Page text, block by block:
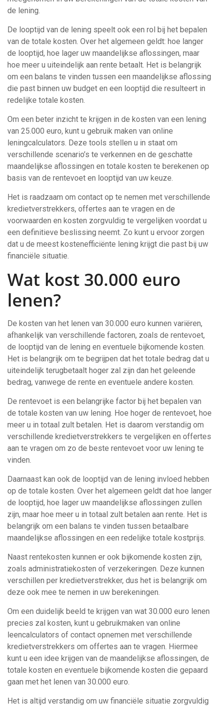
de lening.
De looptijd van de lening speelt ook een rol bij het bepalen
van de totale kosten. Over het algemeen geldt: hoe langer
de looptijd, hoe lager uw maandelijkse aflossingen, maar
hoe meer u uiteindelijk aan rente betaalt. Het is belangrijk
om een balans te vinden tussen een maandelijkse aflossing
die past binnen uw budget en een looptijd die resulteert in
redelijke totale kosten.
Om een beter inzicht te krijgen in de kosten van een lening
van 25.000 euro, kunt u gebruik maken van online
leningcalculators. Deze tools stellen u in staat om
verschillende scenario’s te verkennen en de geschatte
maandelijkse aflossingen en totale kosten te berekenen op
basis van de rentevoet en looptijd van uw keuze.
Het is raadzaam om contact op te nemen met verschillende
kredietverstrekkers, offertes aan te vragen en de
voorwaarden en kosten zorgvuldig te vergelijken voordat u
een definitieve beslissing neemt. Zo kunt u ervoor zorgen
dat u de meest kostenefficiënte lening krijgt die past bij uw
financiële situatie.
Wat kost 30.000 euro
lenen?
De kosten van het lenen van 30.000 euro kunnen variëren,
afhankelijk van verschillende factoren, zoals de rentevoet,
de looptijd van de lening en eventuele bijkomende kosten.
Het is belangrijk om te begrijpen dat het totale bedrag dat u
uiteindelijk terugbetaalt hoger zal zijn dan het geleende
bedrag, vanwege de rente en eventuele andere kosten.
De rentevoet is een belangrijke factor bij het bepalen van
de totale kosten van uw lening. Hoe hoger de rentevoet, hoe
meer u in totaal zult betalen. Het is daarom verstandig om
verschillende kredietverstrekkers te vergelijken en offertes
aan te vragen om zo de beste rentevoet voor uw lening te
vinden.
Daarnaast kan ook de looptijd van de lening invloed hebben
op de totale kosten. Over het algemeen geldt dat hoe langer
de looptijd, hoe lager uw maandelijkse aflossingen zullen
zijn, maar hoe meer u in totaal zult betalen aan rente. Het is
belangrijk om een balans te vinden tussen betaalbare
maandelijkse aflossingen en een redelijke totale kostprijs.
Naast rentekosten kunnen er ook bijkomende kosten zijn,
zoals administratiekosten of verzekeringen. Deze kunnen
verschillen per kredietverstrekker, dus het is belangrijk om
deze ook mee te nemen in uw berekeningen.
Om een duidelijk beeld te krijgen van wat 30.000 euro lenen
precies zal kosten, kunt u gebruikmaken van online
leencalculators of contact opnemen met verschillende
kredietverstrekkers om offertes aan te vragen. Hiermee
kunt u een idee krijgen van de maandelijkse aflossingen, de
totale kosten en eventuele bijkomende kosten die gepaard
gaan met het lenen van 30.000 euro.
Het is altijd verstandig om uw financiële situatie zorgvuldig